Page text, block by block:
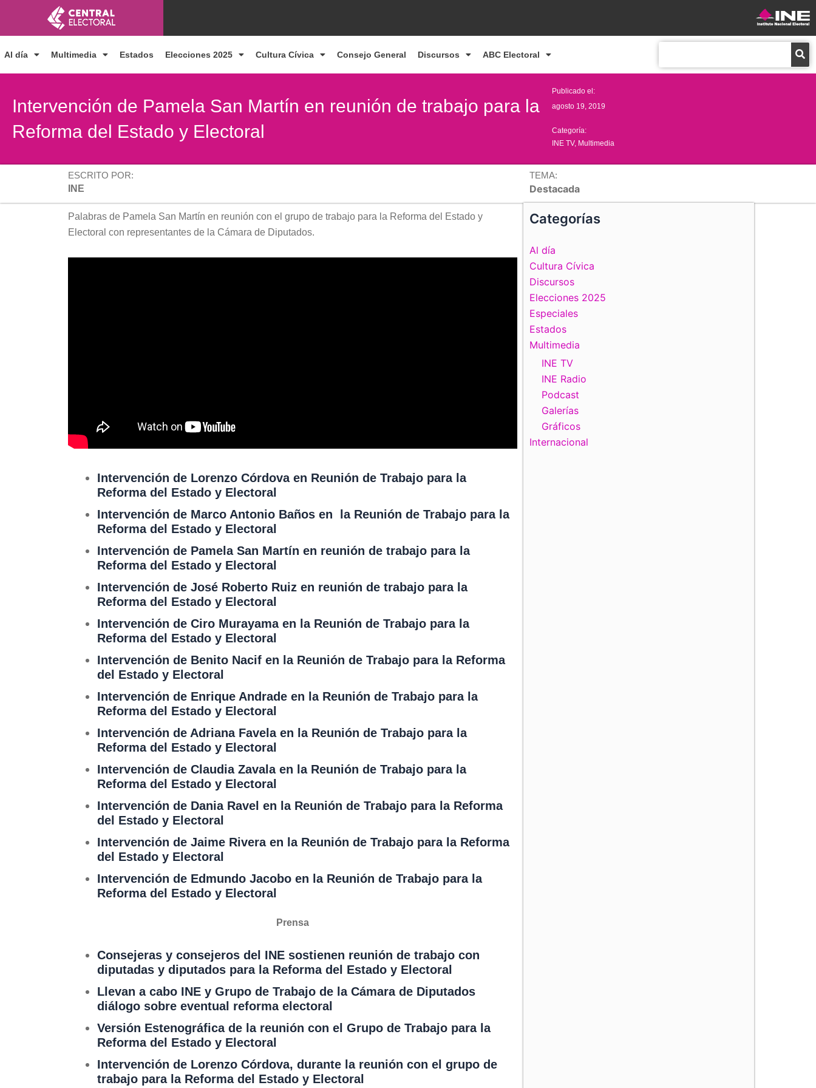
contenido
Al día Multimedia Estados Elecciones 2025 Cultura Cívica Consejo General Discursos ABC Electoral
Intervención de Pamela San Martín en reunión de trabajo para la
Reforma del Estado y Electoral
Publicado el:
agosto 19, 2019
Categoría:
INE TV, Multimedia
ESCRITO POR:
INE
TEMA:
Destacada
Palabras de Pamela San Martín en reunión con el grupo de trabajo para la Reforma del Estado y
Electoral con representantes de la Cámara de Diputados.
Intervención de Lorenzo Córdova en Reunión de Trabajo para la
Reforma del Estado y Electoral
Intervención de Marco Antonio Baños en la Reunión de Trabajo para la
Reforma del Estado y Electoral
Intervención de Pamela San Martín en reunión de trabajo para la
Reforma del Estado y Electoral
Intervención de José Roberto Ruiz en reunión de trabajo para la
Reforma del Estado y Electoral
Intervención de Ciro Murayama en la Reunión de Trabajo para la
Reforma del Estado y Electoral
Intervención de Benito Nacif en la Reunión de Trabajo para la Reforma
del Estado y Electoral
Intervención de Enrique Andrade en la Reunión de Trabajo para la
Reforma del Estado y Electoral
Intervención de Adriana Favela en la Reunión de Trabajo para la
Reforma del Estado y Electoral
Intervención de Claudia Zavala en la Reunión de Trabajo para la
Reforma del Estado y Electoral
Intervención de Dania Ravel en la Reunión de Trabajo para la Reforma
del Estado y Electoral
Intervención de Jaime Rivera en la Reunión de Trabajo para la Reforma
del Estado y Electoral
Intervención de Edmundo Jacobo en la Reunión de Trabajo para la
Reforma del Estado y Electoral
Prensa
Consejeras y consejeros del INE sostienen reunión de trabajo con
diputadas y diputados para la Reforma del Estado y Electoral
Llevan a cabo INE y Grupo de Trabajo de la Cámara de Diputados
diálogo sobre eventual reforma electoral
Versión Estenográfica de la reunión con el Grupo de Trabajo para la
Reforma del Estado y Electoral
Intervención de Lorenzo Córdova, durante la reunión con el grupo de
trabajo para la Reforma del Estado y Electoral
Categorías
Al día
Cultura Cívica
Discursos
Elecciones 2025
Especiales
Estados
Multimedia
INE TV
INE Radio
Podcast
Galerías
Gráficos
Internacional